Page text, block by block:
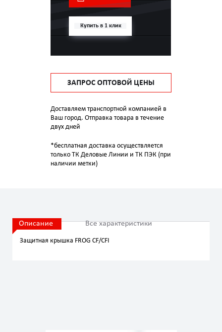
Купить в 1 клик
ЗАПРОС ОПТОВОЙ ЦЕНЫ
Доставляем транспортной компанией в
Ваш город. Отправка товара в течение
двух дней
*бесплатная доставка осуществляется
только ТК Деловые Линии и ТК ПЭК (при
наличии метки)
Описание Все характеристики
Защитная крышка FROG CF/CFI